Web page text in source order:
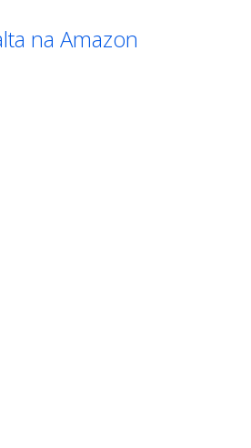
na Amazon